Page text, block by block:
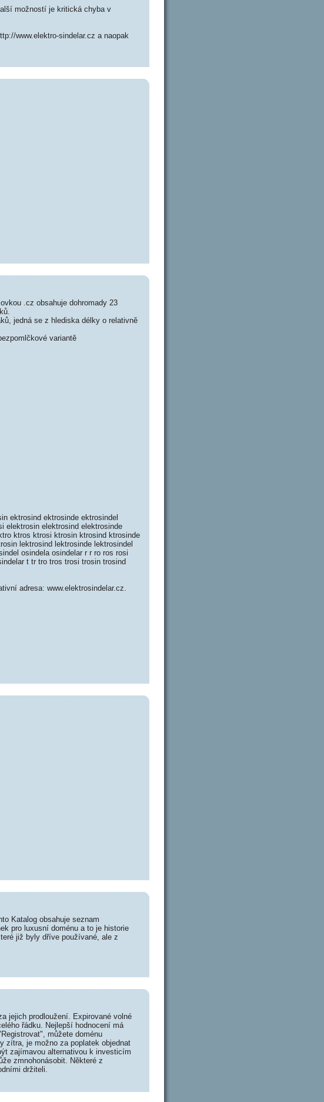
možností je kritická chyba v
www.elektro-sindelar.cz a naopak
.cz obsahuje dohromady 23
jedná se z hlediska délky o relativně
variantě
ektrosind ektrosinde ektrosindel
elektrosin elektrosind elektrosinde
ktros ktrosi ktrosin ktrosind ktrosinde
lektrosind lektrosinde lektrosindel
osindela osindelar r r ro ros rosi
t tr tro tros trosi trosin trosind
adresa: www.elektrosindelar.cz.
Katalog obsahuje seznam
pro luxusní doménu a to je historie
již byly dříve používané, ale z
jejich prodloužení. Expirované volné
řádku. Nejlepší hodnocení má
můžete doménu
zítra, je možno za poplatek objednat
zajímavou alternativou k investicím
zmnohonásobit. Některé z
držiteli.